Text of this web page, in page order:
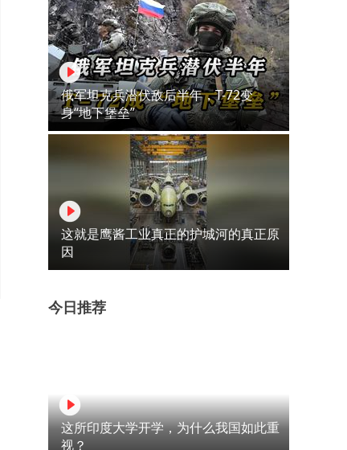
俄军坦克兵潜伏敌后半年，T-72变
身“地下堡垒”
这就是鹰酱工业真正的护城河的真正原
因
今日推荐
这所印度大学开学，为什么我国如此重
视？